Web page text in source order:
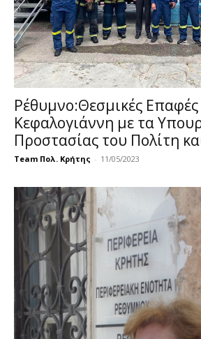
Ρέθυμνο:Θεσμικές Επαφές
Κεφαλογιάννη με τα
Προστασίας του Πολίτη
Team Πολ. Κρήτης - 11/05/2023